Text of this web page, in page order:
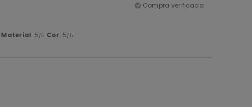
Compra verificada
Material: 5/5 Cor: 5/5